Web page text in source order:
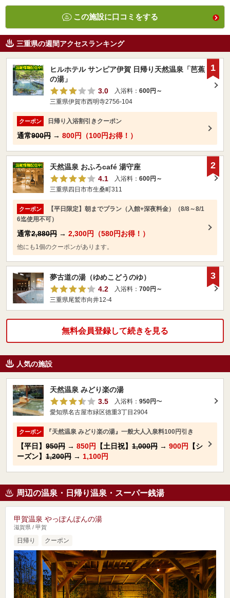
この施設に口コミをする
三重県の週間アクセスランキング
ヒルホテル サンピア伊賀 日帰り天然温泉「芭蕉
の湯」
3.0
入浴料： 600円～
三重県伊賀市西明寺2756-104
クーポン 日帰り入浴割引きクーポン
通常900円 → 800円（100円お得！）
1
天然温泉 おふろcafé 湯守座
4.1
入浴料： 600円～
三重県四日市市生桑町311
クーポン
【平日限定】朝までプラン（入館+深夜料金）（8/8～8/1
6迄使用不可）
通常2,880円 → 2,300円（580円お得！）
他にも1個のクーポンがあります。
2
夢古道の湯（ゆめこどうのゆ）
4.2
入浴料： 700円～
三重県尾鷲市向井12-4
3
無料会員登録して続きを見る
人気の施設
天然温泉 みどり楽の湯
3.5
入浴料： 950円〜
愛知県名古屋市緑区徳重3丁目2904
クーポン 『天然温泉 みどり楽の湯』一般大人入泉料100円引き
【平日】 950円 → 850円 【土日祝】 1,000円 → 900円
【シ
ーズン】 1,200円 → 1,100円
周辺の温泉・日帰り温泉・スーパー銭湯
甲賀温泉 やっぽんぽんの湯
滋賀県 / 甲賀
日帰り クーポン